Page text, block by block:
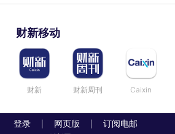
财新移动
财新 财新周刊 Caixin
登录 网页版 订阅电邮